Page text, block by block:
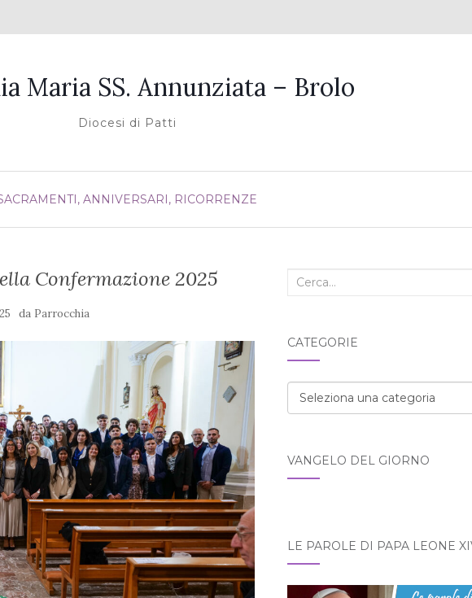
Maria SS. Annunziata – Brolo
Diocesi di Patti
ANNIVERSARI, RICORRENZE
Confermazione 2025
da Parrocchia
Cerca
CATEGORIE
Categorie
VANGELO DEL GIORNO
LE PAROLE DI PAPA LEONE